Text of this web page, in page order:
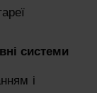
системи
і